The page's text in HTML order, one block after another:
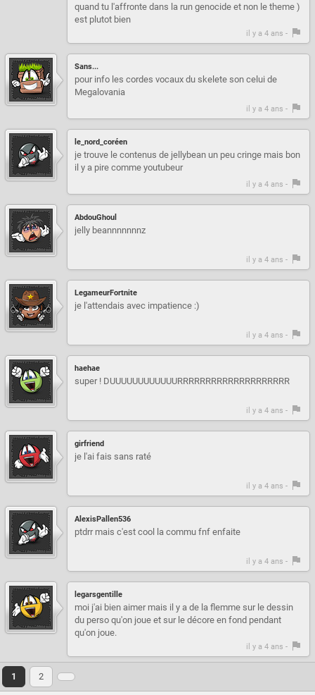
quand tu l'affronte dans la run genocide et non le theme )
est plutot bien
il y a 4 ans -
Sans...
pour info les cordes vocaux du skelete son celui de
Megalovania
il y a 4 ans -
le_nord_coréen
je trouve le contenus de jellybean un peu cringe mais bon
il y a pire comme youtubeur
il y a 4 ans -
AbdouGhoul
jelly beannnnnnnz
il y a 4 ans -
LegameurFortnite
je l'attendais avec impatience :)
il y a 4 ans -
haehae
super ! DUUUUUUUUUUUURRRRRRRRRRRRRRRRRRRR
il y a 4 ans -
girfriend
je l'ai fais sans raté
il y a 4 ans -
AlexisPallen536
ptdrr mais c'est cool la commu fnf enfaite
il y a 4 ans -
legarsgentille
moi j'ai bien aimer mais il y a de la flemme sur le dessin
du perso qu'on joue et sur le décore en fond pendant
qu'on joue.
il y a 4 ans -
1 2